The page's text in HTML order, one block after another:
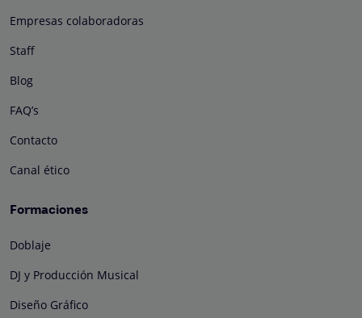
Empresas colaboradoras
Staff
Blog
FAQ’s
Contacto
Canal ético
Formaciones
Doblaje
DJ y Producción Musical
Diseño Gráfico